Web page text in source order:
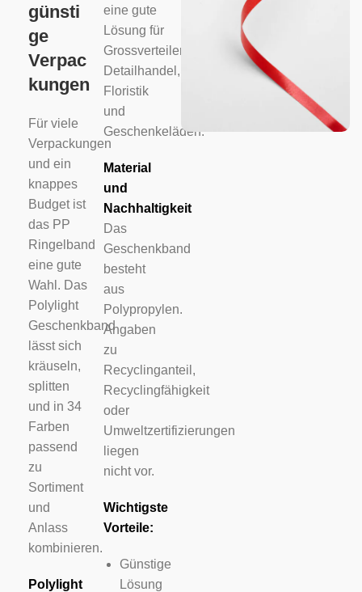
günsti
ge
Verpac
kungen
Für viele
Verpackungen
und ein
knappes
Budget ist
das PP
Ringelband
eine gute
Wahl. Das
Polylight
Geschenkband
lässt sich
kräuseln,
splitten
und in 34
Farben
passend
zu
Sortiment
und
Anlass
kombinieren.
Polylight
eine gute
Lösung für
Grossverteiler,
Detailhandel,
Floristik
und
Geschenkeläden.
Material
und
Nachhaltigkeit
Das
Geschenkband
besteht
aus
Polypropylen.
Angaben
zu
Recyclinganteil,
Recyclingfähigkeit
oder
Umweltzertifizierungen
liegen
nicht vor.
Wichtigste
Vorteile:
Günstige
Lösung